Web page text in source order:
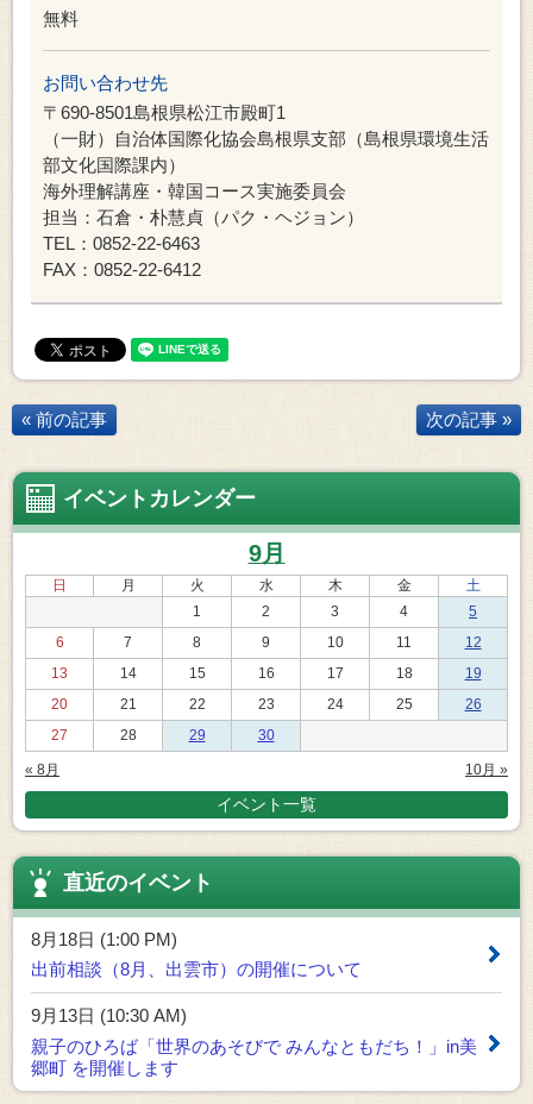
無料
お問い合わせ先
〒690-8501島根県松江市殿町1
（一財）自治体国際化協会島根県支部（島根県環境生活
部文化国際課内）
海外理解講座・韓国コース実施委員会
担当：石倉・朴慧貞（パク・ヘジョン）
TEL：0852-22-6463
FAX：0852-22-6412
« 前の記事 次の記事 »
イベントカレンダー
9月
日 月 火 水 木 金
土
1
2 3 4
5
6
7 8 9 10 11
12
13
14 15 16 17 18
19
20
21 22 23 24 25
26
27
28 29 30
« 8月 10月 »
イベント一覧
直近のイベント
8月18日 (1:00 PM)
出前相談（8月、出雲市）の開催について
9月13日 (10:30 AM)
親子のひろば「世界のあそびで みんなともだち！」in美
郷町 を開催します